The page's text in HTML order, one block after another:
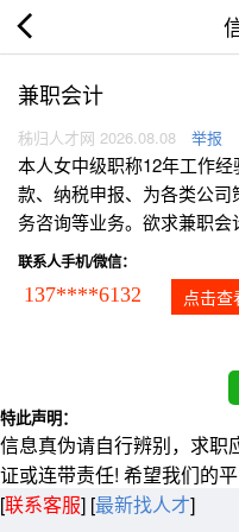
兼职会计
秭归人才网 2026.08.08 举报
本人女中级职称12年工作
款、纳税申报、为各类公
务咨询等业务。欲求兼职会
联系人手机/微信：
137****6132 点击查
特此声明：
信息真伪请自行辨别，求职
证或连带责任! 希望我们的
[联系客服] [最新找人才]